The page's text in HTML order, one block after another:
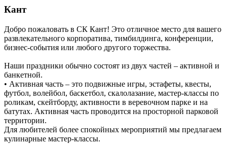
Кант
Добро пожаловать в СК Кант! Это отличное место для вашего
развлекательного корпоратива, тимбилдинга, конференции,
бизнес-события или любого другого торжества.
Наши праздники обычно состоят из двух частей – активной и
банкетной.
• Активная часть – это подвижные игры, эстафеты, квесты,
футбол, волейбол, баскетбол, скалолазание, мастер-классы по
роликам, скейтборду, активности в веревочном парке и на
батутах. Активная часть проводится на просторной парковой
территории.
Для любителей более спокойных мероприятий мы предлагаем
кулинарные мастер-классы.